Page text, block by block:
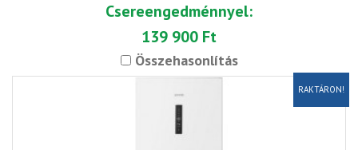
Csereengedménnyel:
139 900 Ft
Összehasonlítás
RAKTÁRON!